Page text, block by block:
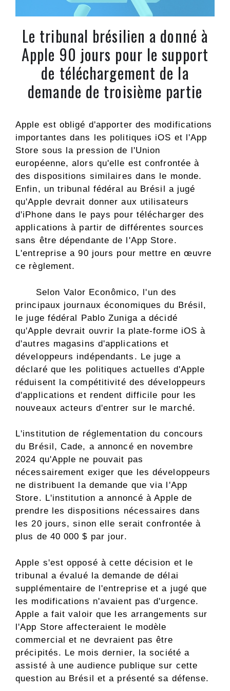
Le tribunal brésilien a donné à
Apple 90 jours pour le support
de téléchargement de la
demande de troisième partie
Apple est obligé d'apporter des modifications
importantes dans les politiques iOS et l'App
Store sous la pression de l'Union
européenne, alors qu'elle est confrontée à
des dispositions similaires dans le monde.
Enfin, un tribunal fédéral au Brésil a jugé
qu'Apple devrait donner aux utilisateurs
d'iPhone dans le pays pour télécharger des
applications à partir de différentes sources
sans être dépendante de l'App Store.
L'entreprise a 90 jours pour mettre en œuvre
ce règlement.
Selon Valor Econômico, l'un des
principaux journaux économiques du Brésil,
le juge fédéral Pablo Zuniga a décidé
qu'Apple devrait ouvrir la plate-forme iOS à
d'autres magasins d'applications et
développeurs indépendants. Le juge a
déclaré que les politiques actuelles d'Apple
réduisent la compétitivité des développeurs
d'applications et rendent difficile pour les
nouveaux acteurs d'entrer sur le marché.
L'institution de réglementation du concours
du Brésil, Cade, a annoncé en novembre
2024 qu'Apple ne pouvait pas
nécessairement exiger que les développeurs
ne distribuent la demande que via l'App
Store. L'institution a annoncé à Apple de
prendre les dispositions nécessaires dans
les 20 jours, sinon elle serait confrontée à
plus de 40 000 $ par jour.
Apple s'est opposé à cette décision et le
tribunal a évalué la demande de délai
supplémentaire de l'entreprise et a jugé que
les modifications n'avaient pas d'urgence.
Apple a fait valoir que les arrangements sur
l'App Store affecteraient le modèle
commercial et ne devraient pas être
précipités. Le mois dernier, la société a
assisté à une audience publique sur cette
question au Brésil et a présenté sa défense.